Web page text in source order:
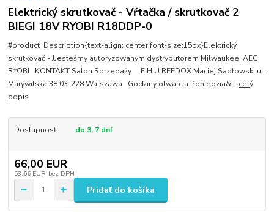
Elektrický skrutkovač - Vŕtačka / skrutkovač 2
BIEGI 18V RYOBI R18DDP-0
#product_Description{text-align: center;font-size:15px}Elektrický
skrutkovač - JJesteśmy autoryzowanym dystrybutorem Milwaukee, AEG,
RYOBI KONTAKT Salon Sprzedaży F.H.U REEDOX Maciej Sadłowski ul.
Marywilska 38 03-228 Warszawa Godziny otwarcia Poniedzia&... celý
popis
Dostupnosť do 3-7 dní
66,00 EUR
53,66 EUR bez DPH
Pridať do košíka